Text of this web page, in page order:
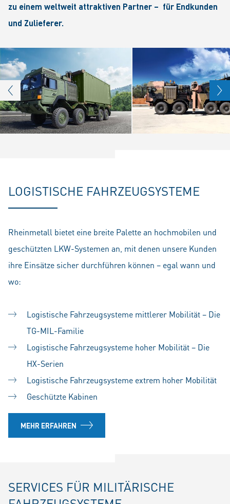
zu einem weltweit attraktiven Partner – für Endkunden
und Zulieferer.
LOGISTISCHE FAHRZEUGSYSTEME
Rheinmetall bietet eine breite Palette an hochmobilen und
geschützten LKW-Systemen an, mit denen unsere Kunden
ihre Einsätze sicher durchführen können – egal wann und
wo:
Logistische Fahrzeugsysteme mittlerer Mobilität – Die
TG-MIL-Familie
Logistische Fahrzeugsysteme hoher Mobilität – Die
HX-Serien
Logistische Fahrzeugsysteme extrem hoher Mobilität
Geschützte Kabinen
MEHR ERFAHREN
SERVICES FÜR MILITÄRISCHE